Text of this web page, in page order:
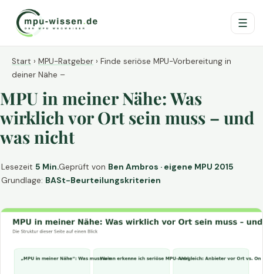
☰
Start › MPU-Ratgeber › Finde seriöse MPU-Vorbereitung in
deiner Nähe –
MPU in meiner Nähe: Was
wirklich vor Ort sein muss – und
was nicht
Lesezeit 5 Min.Geprüft von Ben Ambros · eigene MPU 2015
Grundlage: BASt-Beurteilungskriterien